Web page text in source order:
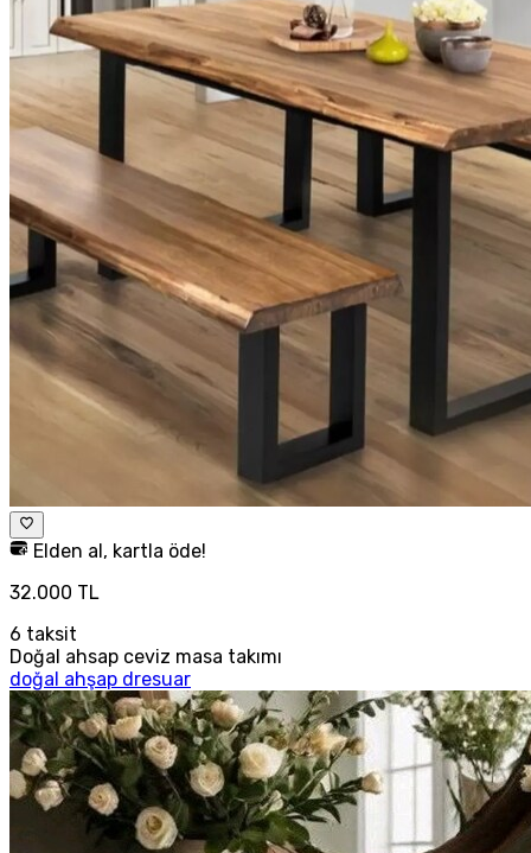
Elden al, kartla öde!
32.000 TL
6 taksit
Doğal ahsap ceviz masa takımı
doğal ahşap dresuar